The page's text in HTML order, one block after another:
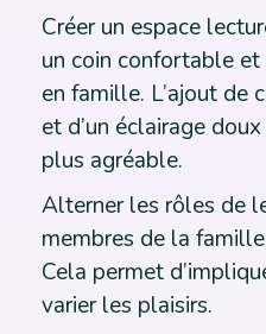
Créer un espace
un coin confortable
en famille. L’ajout de
et d’un éclairage
plus agréable.
Alterner les rôles de
membres de la
Cela permet
varier les plaisirs.